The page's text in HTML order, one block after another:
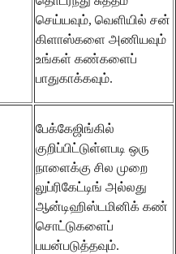
செய்யவும், வெளியில் சன்
கிளாஸ்களை அணியவும்
உங்கள் கண்களைப்
பாதுகாக்கவும்.
பேக்கேஜிங்கில்
குறிப்பிட்டுள்ளபடி ஒரு
நாளைக்கு சில முறை
லுப்ரிகேட்டிங் அல்லது
ஆன்டிஹிஸ்டமினிக் கண்
சொட்டுகளைப்
பயன்படுத்தவும்.